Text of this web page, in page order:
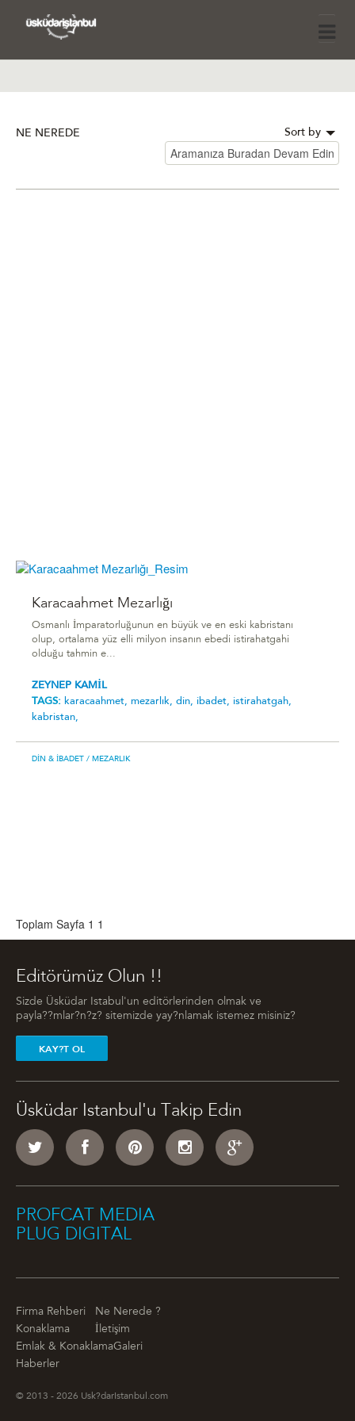
NE NEREDE Sort by
Karacaahmet Mezarlığı
Osmanlı İmparatorluğunun en büyük ve en eski kabristanı
olup, ortalama yüz elli milyon insanın ebedi istirahatgahi
olduğu tahmin e...
ZEYNEP KAMİL
TAGS: karacaahmet, mezarlık, din, ibadet, istirahatgah,
kabristan,
DIN & İBADET / MEZARLIK
Toplam Sayfa 1 1
Editörümüz Olun !!
Sizde Üsküdar Istabul'un editörlerinden olmak ve
payla??mlar?n?z? sitemizde yay?nlamak istemez misiniz?
KAY?T OL
Üsküdar Istanbul'u Takip Edin
PROFCAT MEDIA
PLUG DIGITAL
Firma Rehberi
Ne Nerede ?
Konaklama
İletişim
Emlak & KonaklamaGaleri
Haberler
© 2013 - 2026 Usk?darIstanbul.com